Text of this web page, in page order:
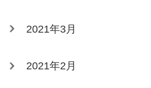
2021年3月
2021年2月